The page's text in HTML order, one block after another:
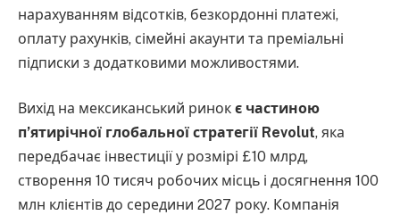
нарахуванням відсотків, безкордонні платежі,
оплату рахунків, сімейні акаунти та преміальні
підписки з додатковими можливостями.
Вихід на мексиканський ринок є частиною
п’ятирічної глобальної стратегії Revolut, яка
передбачає інвестиції у розмірі £10 млрд,
створення 10 тисяч робочих місць і досягнення 100
млн клієнтів до середини 2027 року. Компанія